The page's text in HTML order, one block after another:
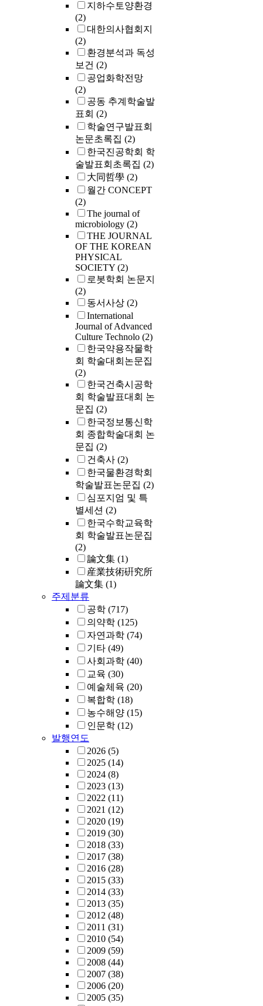
지하수토양환경
(2)
대한의사협회지
(2)
환경분석과 독성
보건 (2)
공업화학전망
(2)
공동 추계학술발
표회 (2)
학술연구발표회
논문초록집 (2)
한국진공학회 학
술발표회초록집 (2)
大同哲學 (2)
월간 CONCEPT
(2)
The journal of
microbiology (2)
THE JOURNAL
OF THE KOREAN
PHYSICAL
SOCIETY (2)
로봇학회 논문지
(2)
동서사상 (2)
International
Journal of Advanced
Culture Technolo (2)
한국약용작물학
회 학술대회논문집
(2)
한국건축시공학
회 학술발표대회 논
문집 (2)
한국정보통신학
회 종합학술대회 논
문집 (2)
건축사 (2)
한국물환경학회
학술발표논문집 (2)
심포지엄 및 특
별세션 (2)
한국수학교육학
회 학술발표논문집
(2)
論文集 (1)
産業技術硏究所
論文集 (1)
주제분류
공학 (717)
의약학 (125)
자연과학 (74)
기타 (49)
사회과학 (40)
교육 (30)
예술체육 (20)
복합학 (18)
농수해양 (15)
인문학 (12)
발행연도
2026 (5)
2025 (14)
2024 (8)
2023 (13)
2022 (11)
2021 (12)
2020 (19)
2019 (30)
2018 (33)
2017 (38)
2016 (28)
2015 (33)
2014 (33)
2013 (35)
2012 (48)
2011 (31)
2010 (54)
2009 (59)
2008 (44)
2007 (38)
2006 (20)
2005 (35)